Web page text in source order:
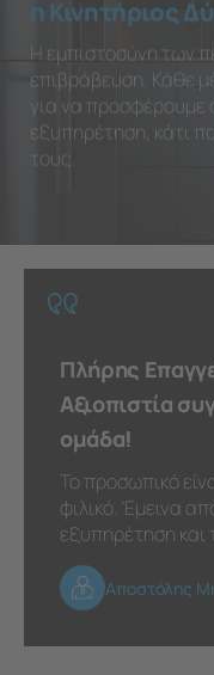
η Κινητήριος
Η εμπιστοσύνη των
επιβράβευση. Κάθε
για να προσφέρουμε
εξυπηρέτηση, κάτι
τους.
Πλήρης
Αξιοπιστία
ομάδα!
Το προσωπικό
φιλικό. Έμεινα
εξυπηρέτηση και
Αποστόλης